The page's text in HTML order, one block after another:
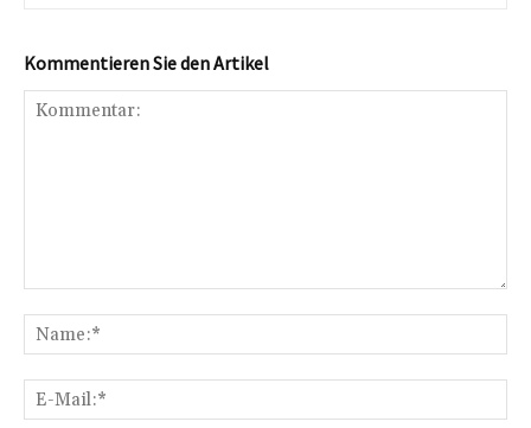
Kommentieren Sie den Artikel